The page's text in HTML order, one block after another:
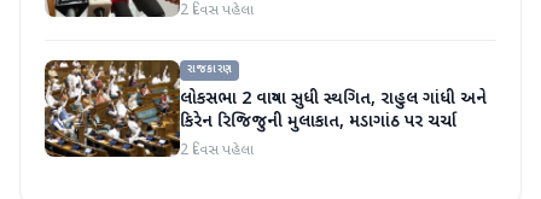
2 દિવસ પહેલા
રાજકારણ
લોકસભા 2 વાગ્યા સુધી સ્થગિત, રાહુલ ગાંધી અને
કિરેન રિજિજુની મુલાકાત, મડાગાંઠ પર ચર્ચા
2 દિવસ પહેલા